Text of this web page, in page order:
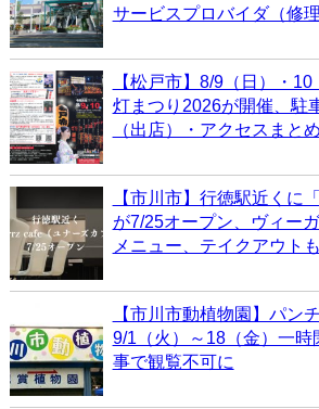
サービスプロバイダ（修
【松戸市】8/9（日）・
灯まつり2026が開催、駐
（出店）・アクセスまとめ
【市川市】行徳駅近くに
が7/25オープン、ヴィー
メニュー、テイクアウトも
【市川市動植物園】パン
9/1（火）～18（金）一時
事で観覧不可に